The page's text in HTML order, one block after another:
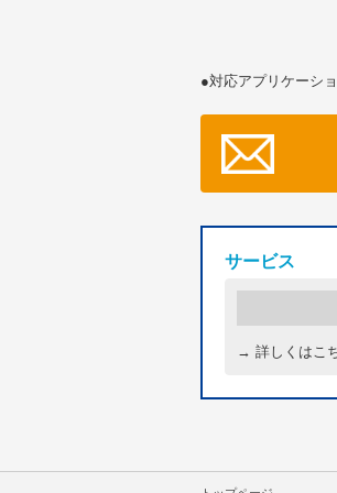
●対応アプリケーシ
サービス
→ 詳しくはこ